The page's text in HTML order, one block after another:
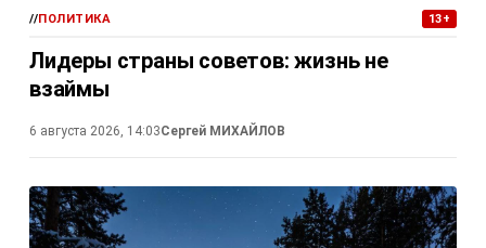
//ПОЛИТИКА 13+
Лидеры страны советов: жизнь не
взаймы
6 августа 2026, 14:03Сергей МИХАЙЛОВ